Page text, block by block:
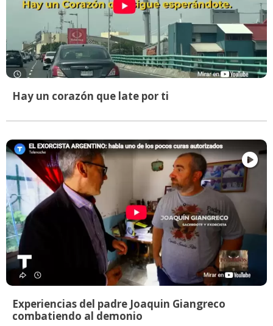
Hay un corazón que late por ti
Experiencias del padre Joaquin Giangreco
combatiendo al demonio